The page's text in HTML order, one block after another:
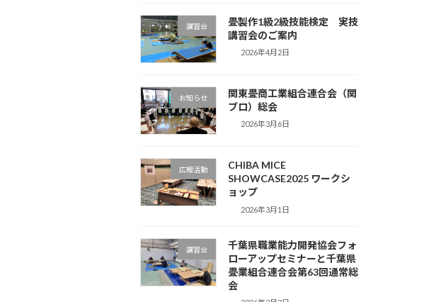
講習会
畳製作1級2級技能検定 実技
講習会のご案内
2026年4月2日
お知らせ
関東畳商工業組合連合会（関
ブロ）総会
2026年3月6日
広報活動
CHIBA MICE
SHOWCASE2025 ワークシ
ョップ
2026年3月1日
講習会
千葉県職業能力開発協会フォ
ローアップセミナーと千葉県
畳業組合連合会第63回通常総
会